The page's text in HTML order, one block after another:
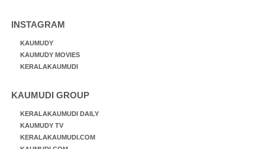
INSTAGRAM
KAUMUDY
KAUMUDY MOVIES
KERALAKAUMUDI
KAUMUDI GROUP
KERALAKAUMUDI DAILY
KAUMUDY TV
KERALAKAUMUDI.COM